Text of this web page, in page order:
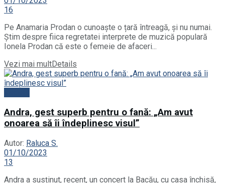
16
Pe Anamaria Prodan o cunoaște o țară întreagă, și nu numai.
Știm despre fiica regretatei interprete de muzică populară
Ionela Prodan că este o femeie de afaceri...
Vezi mai multDetails
Andra, gest superb pentru o fană: „Am avut
onoarea să îi îndeplinesc visul”
Autor: Raluca S.
01/10/2023
13
Andra a susținut, recent, un concert la Bacău, cu casa închisă,